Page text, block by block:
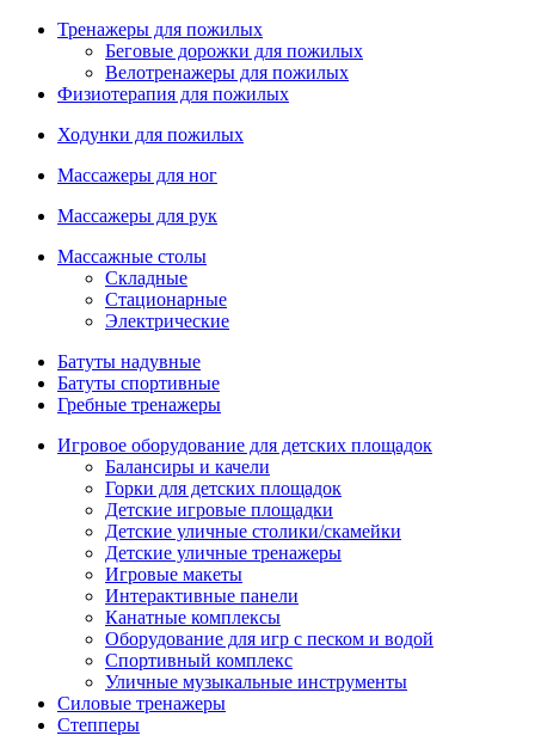
Тренажеры для пожилых
Беговые дорожки для пожилых
Велотренажеры для пожилых
Физиотерапия для пожилых
Ходунки для пожилых
Массажеры для ног
Массажеры для рук
Массажные столы
Складные
Стационарные
Электрические
Батуты надувные
Батуты спортивные
Гребные тренажеры
Игровое оборудование для детских площадок
Балансиры и качели
Горки для детских площадок
Детские игровые площадки
Детские уличные столики/скамейки
Детские уличные тренажеры
Игровые макеты
Интерактивные панели
Канатные комплексы
Оборудование для игр с песком и водой
Спортивный комплекс
Уличные музыкальные инструменты
Силовые тренажеры
Степперы